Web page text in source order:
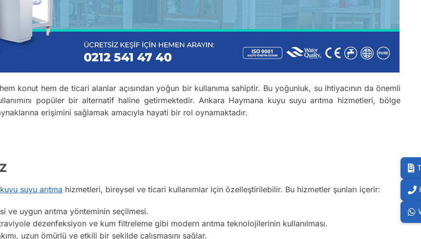
konut hem de ticari alanlar açısından yoğun bir kullanıma sahiptir. Bu yoğunluk, su ihtiyacının da önemli
popüler bir alternatif haline getirmektedir. Ankara Haymana kuyu suyu arıtma hizmetleri, bölge
erişimini sağlamak amacıyla hayati bir rol oynamaktadır.
kuyu suyu arıtma hizmetleri, bireysel ve ticari kullanımlar için özelleştirilebilir. Bu hizmetler şunları içerir:
ve uygun arıtma yönteminin seçilmesi.
dezenfeksiyon ve kum filtreleme gibi modern arıtma teknolojilerinin kullanılması.
uzun ömürlü ve etkili bir şekilde çalışmasını sağlar.